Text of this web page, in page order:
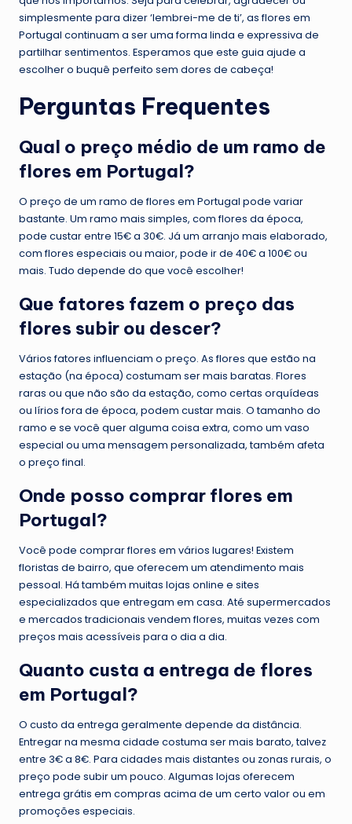
simplesmente para dizer ‘lembrei-me de ti’, as flores em
Portugal continuam a ser uma forma linda e expressiva de
partilhar sentimentos. Esperamos que este guia ajude a
escolher o buquê perfeito sem dores de cabeça!
Perguntas Frequentes
Qual o preço médio de um ramo de
flores em Portugal?
O preço de um ramo de flores em Portugal pode variar
bastante. Um ramo mais simples, com flores da época,
pode custar entre 15€ a 30€. Já um arranjo mais elaborado,
com flores especiais ou maior, pode ir de 40€ a 100€ ou
mais. Tudo depende do que você escolher!
Que fatores fazem o preço das
flores subir ou descer?
Vários fatores influenciam o preço. As flores que estão na
estação (na época) costumam ser mais baratas. Flores
raras ou que não são da estação, como certas orquídeas
ou lírios fora de época, podem custar mais. O tamanho do
ramo e se você quer alguma coisa extra, como um vaso
especial ou uma mensagem personalizada, também afeta
o preço final.
Onde posso comprar flores em
Portugal?
Você pode comprar flores em vários lugares! Existem
floristas de bairro, que oferecem um atendimento mais
pessoal. Há também muitas lojas online e sites
especializados que entregam em casa. Até supermercados
e mercados tradicionais vendem flores, muitas vezes com
preços mais acessíveis para o dia a dia.
Quanto custa a entrega de flores
em Portugal?
O custo da entrega geralmente depende da distância.
Entregar na mesma cidade costuma ser mais barato, talvez
entre 3€ a 8€. Para cidades mais distantes ou zonas rurais, o
preço pode subir um pouco. Algumas lojas oferecem
entrega grátis em compras acima de um certo valor ou em
promoções especiais.